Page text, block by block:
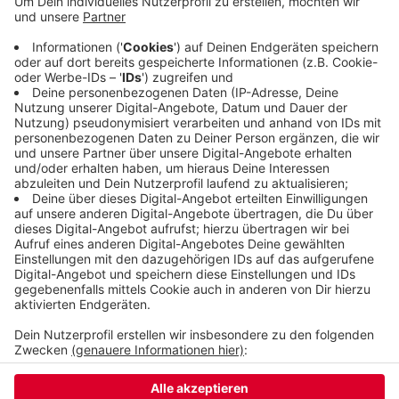
Höhe von 35 Metern. Bei weiteren 25 Bäumen
werden abgestorbene Teile der Kronen entfernt.
Acht Tage wird das alles dauern. Zuletzt mussten
immer wieder alte Bäume abgeholzt werden, weil
sie infolge des Klimawandels umzufallen drohten.
Veröffentlicht:Samstag, 14.08.2021 07:27
Anzeige
Anzeige